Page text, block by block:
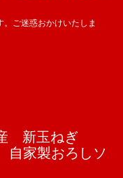
ご迷惑おかけいたしま
新玉ねぎ
自家製おろしソ